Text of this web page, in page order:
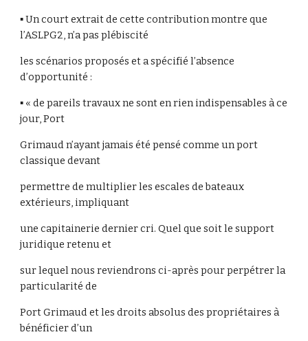
▪ Un court extrait de cette contribution montre que
l’ASLPG2, n’a pas plébiscité
les scénarios proposés et a spécifié l’absence
d’opportunité :
▪ « de pareils travaux ne sont en rien indispensables à ce
jour, Port
Grimaud n’ayant jamais été pensé comme un port
classique devant
permettre de multiplier les escales de bateaux
extérieurs, impliquant
une capitainerie dernier cri. Quel que soit le support
juridique retenu et
sur lequel nous reviendrons ci-après pour perpétrer la
particularité de
Port Grimaud et les droits absolus des propriétaires à
bénéficier d’un